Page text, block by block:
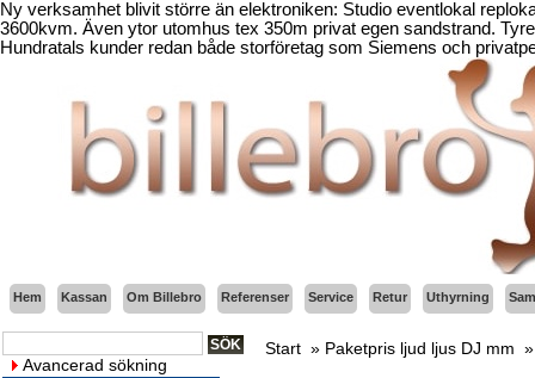
Ny verksamhet blivit större än elektroniken: Studio eventlokal
3600kvm. Även ytor utomhus tex 350m privat egen sandstrand.
Hundratals kunder redan både storföretag som Siemens och
Hem Kassan Om Billebro Referenser Service Retur Uthyrning
Avancerad sökning
Start » Paketpris ljud ljus DJ mm